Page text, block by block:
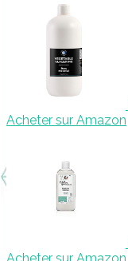
Acheter sur Amazon